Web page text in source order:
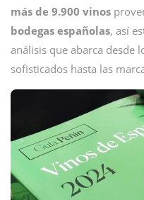
más de 9.900 vinos
bodegas españolas, así
análisis que abarca desde
sofisticados hasta las